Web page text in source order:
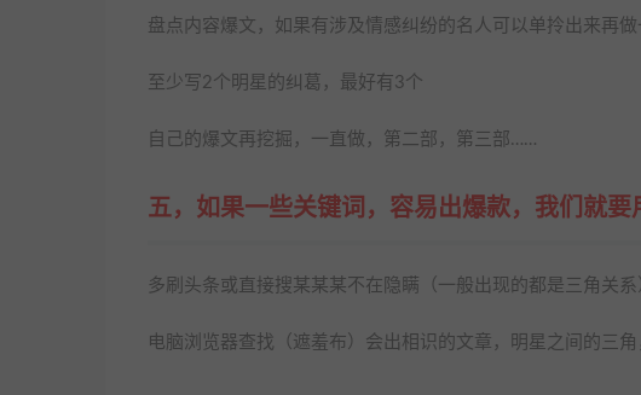
盘点内容爆文，如果有涉及情感纠纷的名人可以单拎出来再做
至少写2个明星的纠葛，最好有3个
自己的爆文再挖掘，一直做，第二部，第三部……
五，如果一些关键词，容易出爆款，我们就要
多刷头条或直接搜某某某不在隐瞒（一般出现的都是三角关系
电脑浏览器查找（遮羞布）会出相识的文章，明星之间的三